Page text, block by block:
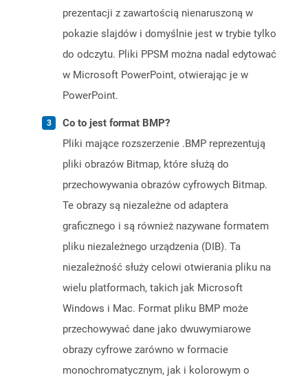
prezentacji z zawartością nienaruszoną w
pokazie slajdów i domyślnie jest w trybie tylko
do odczytu. Pliki PPSM można nadal edytować
w Microsoft PowerPoint, otwierając je w
PowerPoint.
Co to jest format BMP?
Pliki mające rozszerzenie .BMP reprezentują
pliki obrazów Bitmap, które służą do
przechowywania obrazów cyfrowych Bitmap.
Te obrazy są niezależne od adaptera
graficznego i są również nazywane formatem
pliku niezależnego urządzenia (DIB). Ta
niezależność służy celowi otwierania pliku na
wielu platformach, takich jak Microsoft
Windows i Mac. Format pliku BMP może
przechowywać dane jako dwuwymiarowe
obrazy cyfrowe zarówno w formacie
monochromatycznym, jak i kolorowym o